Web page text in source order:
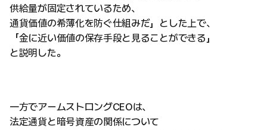
供給量が固定されているため、
通貨価値の希薄化を防ぐ仕組みだ」とした上で、
「金に近い価値の保存手段と見ることができる」
と説明した。
一方でアームストロングCEOは、
法定通貨と暗号資産の関係について